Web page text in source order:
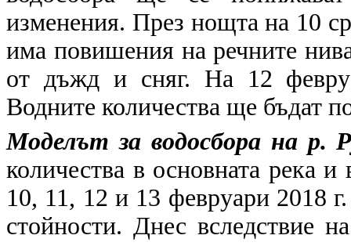
изменения. През нощта на 10
има повишения на речните
от дъжд и сняг. На 12
Водните количества ще бъдат
Моделът за водосбора на р.
количества в основната река
10, 11, 12 и 13 февруари 2018
стойности. Днес вследствие